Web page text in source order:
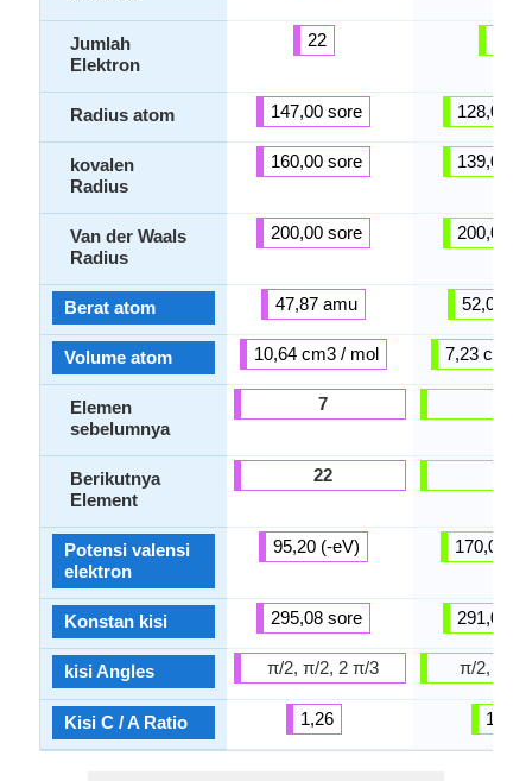
Jumlah
Elektron
Radius atom
kovalen
Radius
Van der Waals
Radius
Berat atom
Volume atom
Elemen
sebelumnya
Berikutnya
Element
Potensi valensi
elektron
Konstan kisi
kisi Angles
Kisi C / A Ratio
22
147,00 sore
160,00 sore
200,00 sore
47,87 amu
10,64 cm3 / mol
7
22
95,20 (-eV)
295,08 sore
π/2, π/2, 2 π/3
1,26
128,00
139,00
200,00
52,00
7,23 cm3 /
170,00 (-
291,00
π/2, π/2,
1,86